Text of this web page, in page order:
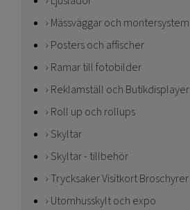
Mässväggar och montersystem
Posters och affischer
Ramar till fotobilder
Reklamställ och Butikdisplayer
Roll up och rollups
Skyltar
Skyltar - tillbehör
Trycksaker Visitkort Broschyrer
Utomhusskylt och expo